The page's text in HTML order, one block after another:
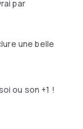
La Cuisine de
par
une belle
ou son +1 !